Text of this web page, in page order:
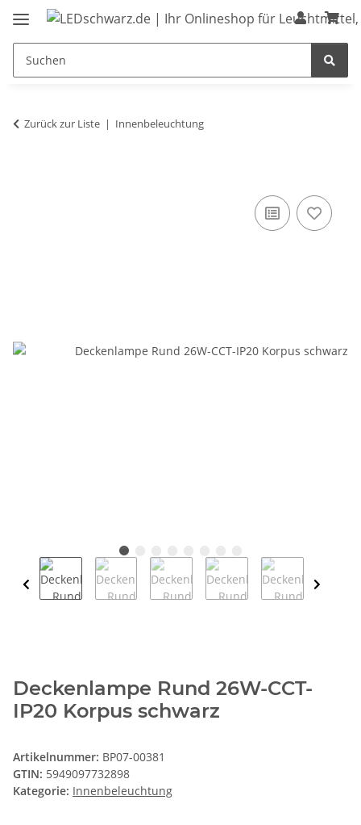
Zurück zur Liste Innenbeleuchtung
Deckenlampe Rund 26W-CCT-
IP20 Korpus schwarz
Artikelnummer: BP07-00381
GTIN: 5949097732898
Kategorie: Innenbeleuchtung